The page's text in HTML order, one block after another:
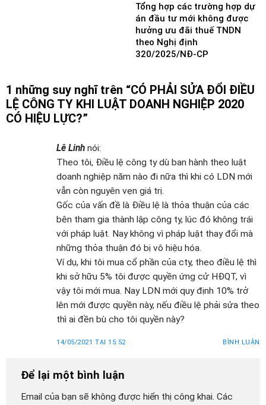
Tổng hợp các trường hợp dự
án đầu tư mới không được
hưởng ưu đãi thuế TNDN
theo Nghị định
320/2025/NĐ-CP
1 những suy nghĩ trên “CÓ PHẢI SỬA ĐỔI ĐIỀU
LỆ CÔNG TY KHI LUẬT DOANH NGHIỆP 2020
CÓ HIỆU LỰC?”
Lê Linh nói:
Theo tôi, Điều lệ công ty dù ban hành theo luật
doanh nghiệp năm nào đi nữa thì khi có LDN mới
vẫn còn nguyên vẹn giá trị.
Gốc của vấn đề là Điều lệ là thỏa thuận của các
bên tham gia thành lập công ty, lúc đó không trái
với pháp luật. Nay không vì pháp luật thay đổi mà
những thỏa thuận đó bị vô hiệu hóa.
Ví dụ, khi tôi mua cổ phần của cty, theo điều lệ thì
khi sở hữu 5% tôi được quyền ứng cử HĐQT, vì
vậy tôi mới mua. Nay LDN mới quy định 10% trở
lên mới được quyền này, nếu điều lệ phải sửa theo
thì ai đền bù cho tôi quyền này?
14/05/2021 TẠI 15:52 BÌNH LUẬN
Để lại một bình luận
Email của bạn sẽ không được hiển thị công khai. Các